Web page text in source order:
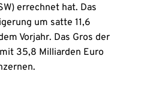
errechnet hat. Das
um satte 11,6
Vorjahr. Das Gros der
35,8 Milliarden Euro